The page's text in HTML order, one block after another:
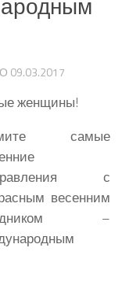
09.03.2017
женщины!
самые
с
весенним
–